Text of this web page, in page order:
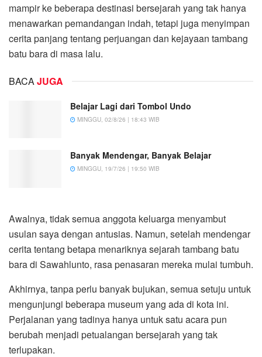
mampir ke beberapa destinasi bersejarah yang tak hanya
menawarkan pemandangan indah, tetapi juga menyimpan
cerita panjang tentang perjuangan dan kejayaan tambang
batu bara di masa lalu.
BACAJUGA
Belajar Lagi dari Tombol Undo
MINGGU, 02/8/26 | 18:43 WIB
Banyak Mendengar, Banyak Belajar
MINGGU, 19/7/26 | 19:50 WIB
Awalnya, tidak semua anggota keluarga menyambut
usulan saya dengan antusias. Namun, setelah mendengar
cerita tentang betapa menariknya sejarah tambang batu
bara di Sawahlunto, rasa penasaran mereka mulai tumbuh.
Akhirnya, tanpa perlu banyak bujukan, semua setuju untuk
mengunjungi beberapa museum yang ada di kota ini.
Perjalanan yang tadinya hanya untuk satu acara pun
berubah menjadi petualangan bersejarah yang tak
terlupakan.